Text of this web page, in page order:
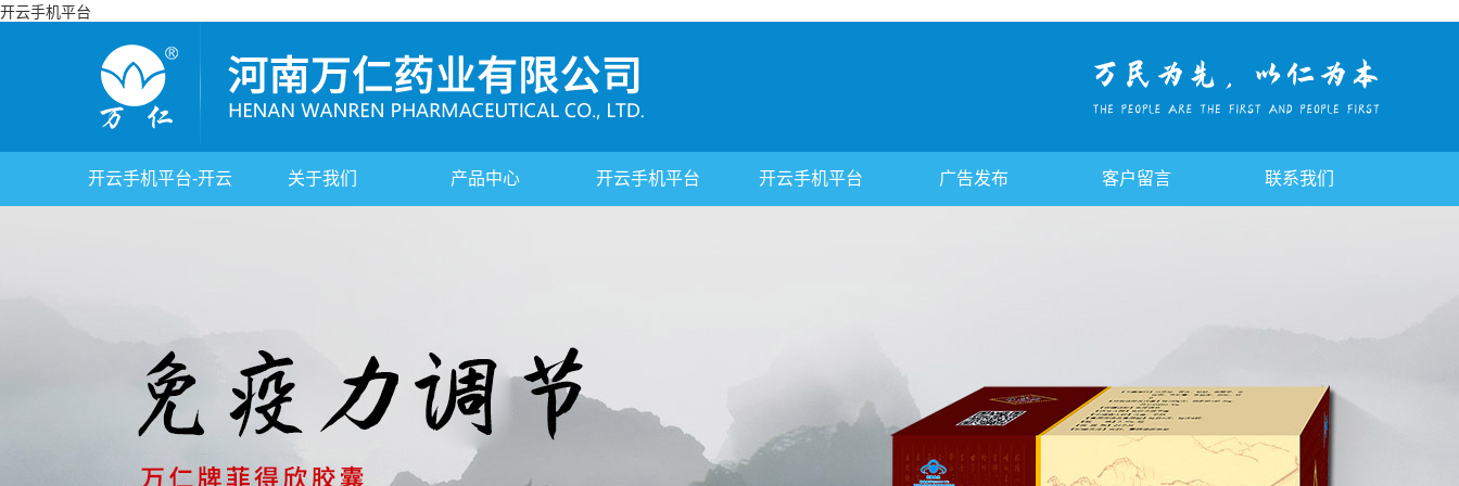
开云手机平台
开云手机平台-开云 关于我们 产品中心 开云手机平台 开云手机平台 广告发布 客户留言 联系我们